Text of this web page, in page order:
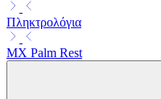
Πληκτρολόγια
MX Palm Rest